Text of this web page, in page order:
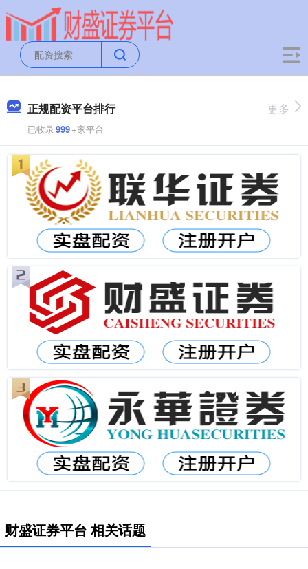
正规配资平台排行
已收录999+家平台
更多
财盛证券平台 相关话题